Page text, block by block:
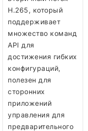
H.265, который
поддерживает
множество команд
API для
достижения гибких
конфигураций,
полезен для
сторонних
приложений
управления для
предварительного